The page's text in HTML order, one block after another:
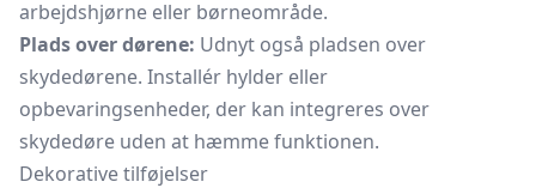
arbejdshjørne eller børneområde.
Plads over dørene: Udnyt også pladsen over
skydedørene. Installér hylder eller
opbevaringsenheder, der kan integreres over
skydedøre uden at hæmme funktionen.
Dekorative tilføjelser